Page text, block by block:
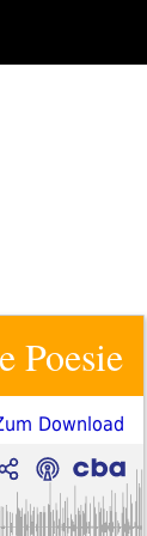
Poesie
Download